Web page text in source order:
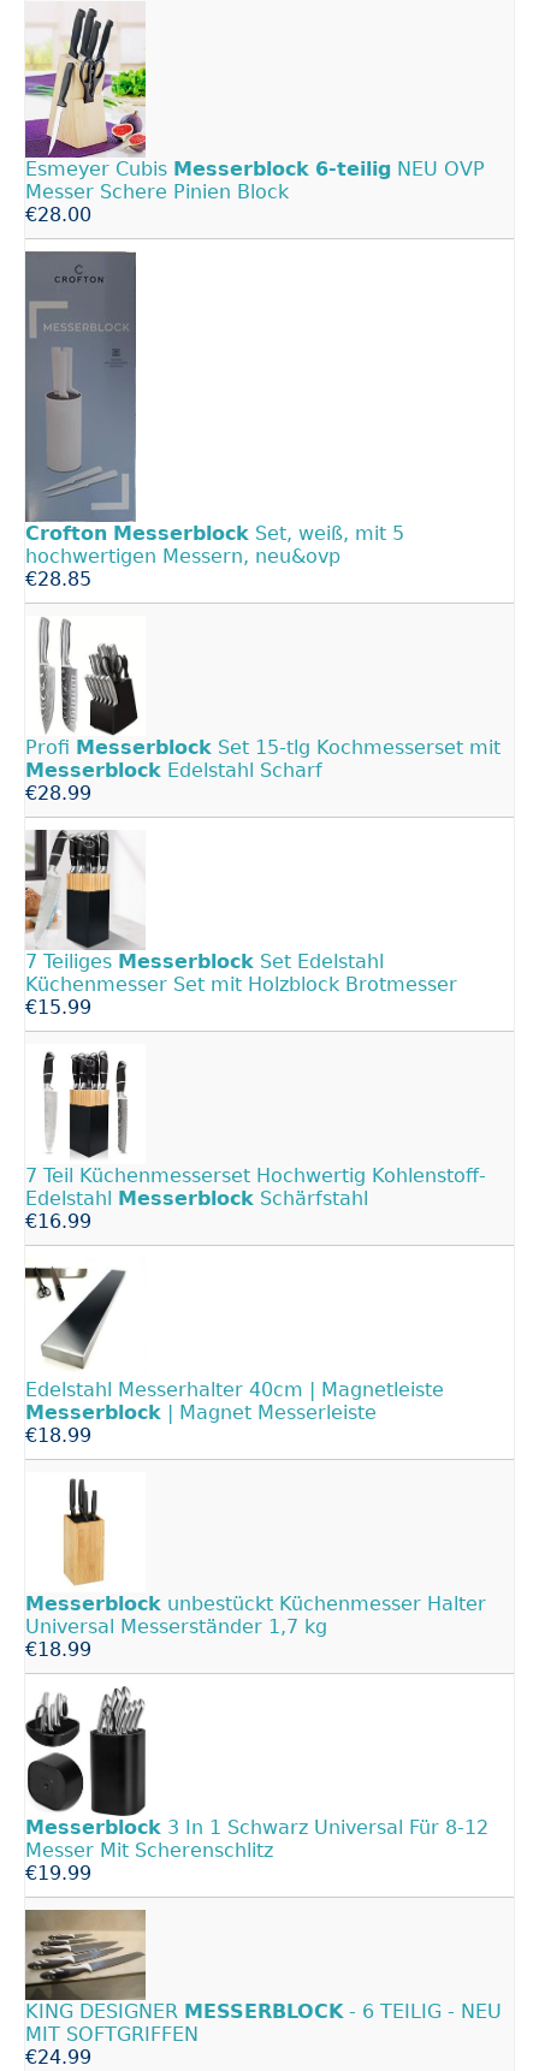
Esmeyer Cubis Messerblock 6-teilig NEU OVP
Messer Schere Pinien Block
€28.00
Crofton Messerblock Set, weiß, mit 5
hochwertigen Messern, neu&ovp
€28.85
Profi Messerblock Set 15-tlg Kochmesserset mit
Messerblock Edelstahl Scharf
€28.99
7 Teiliges Messerblock Set Edelstahl
Küchenmesser Set mit Holzblock Brotmesser
€15.99
7 Teil Küchenmesserset Hochwertig Kohlenstoff-
Edelstahl Messerblock Schärfstahl
€16.99
Edelstahl Messerhalter 40cm | Magnetleiste
Messerblock | Magnet Messerleiste
€18.99
Messerblock unbestückt Küchenmesser Halter
Universal Messerständer 1,7 kg
€18.99
Messerblock 3 In 1 Schwarz Universal Für 8-12
Messer Mit Scherenschlitz
€19.99
KING DESIGNER MESSERBLOCK- 6 TEILIG - NEU
MIT SOFTGRIFFEN
€24.99